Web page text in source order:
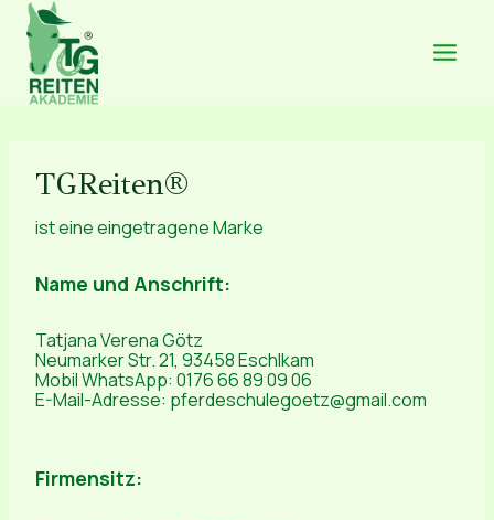
Zum
Inhalt
springen
TGReiten®
ist eine eingetragene Marke
Name und Anschrift:
Tatjana Verena Götz
Neumarker Str. 21, 93458 Eschlkam
Mobil WhatsApp: 0176 66 89 09 06
E-Mail-Adresse: pferdeschulegoetz@gmail.com
Firmensitz: